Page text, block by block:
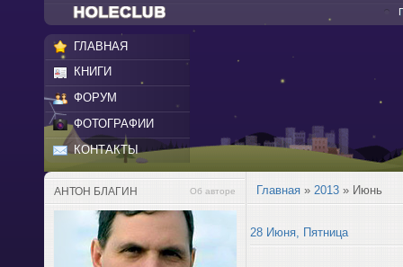
ГЛАВНАЯ
КНИГИ
ФОРУМ
ФОТОГРАФИИ
КОНТАКТЫ
АНТОН БЛАГИН Об авторе Главная » 2013 » Июнь
28 Июня, Пятница